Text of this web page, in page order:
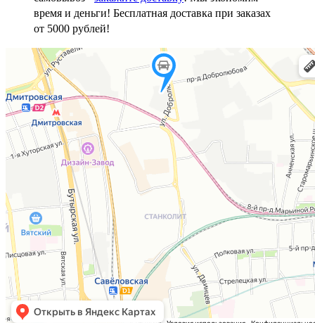
время и деньги! Бесплатная доставка при заказах
от 5000 рублей!